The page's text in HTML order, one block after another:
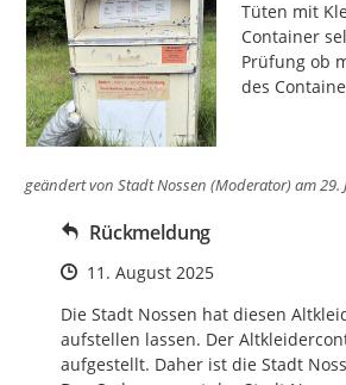
Tüten mit
Container
Prüfung ob
des
geändert von Stadt Nossen (Moderator)am 29.
Rückmeldung
Zeitpunkt des Erstellens
11. August 2025
Die Stadt Nossen hat diesen
aufstellen lassen. Der
aufgestellt. Daher ist die Stadt